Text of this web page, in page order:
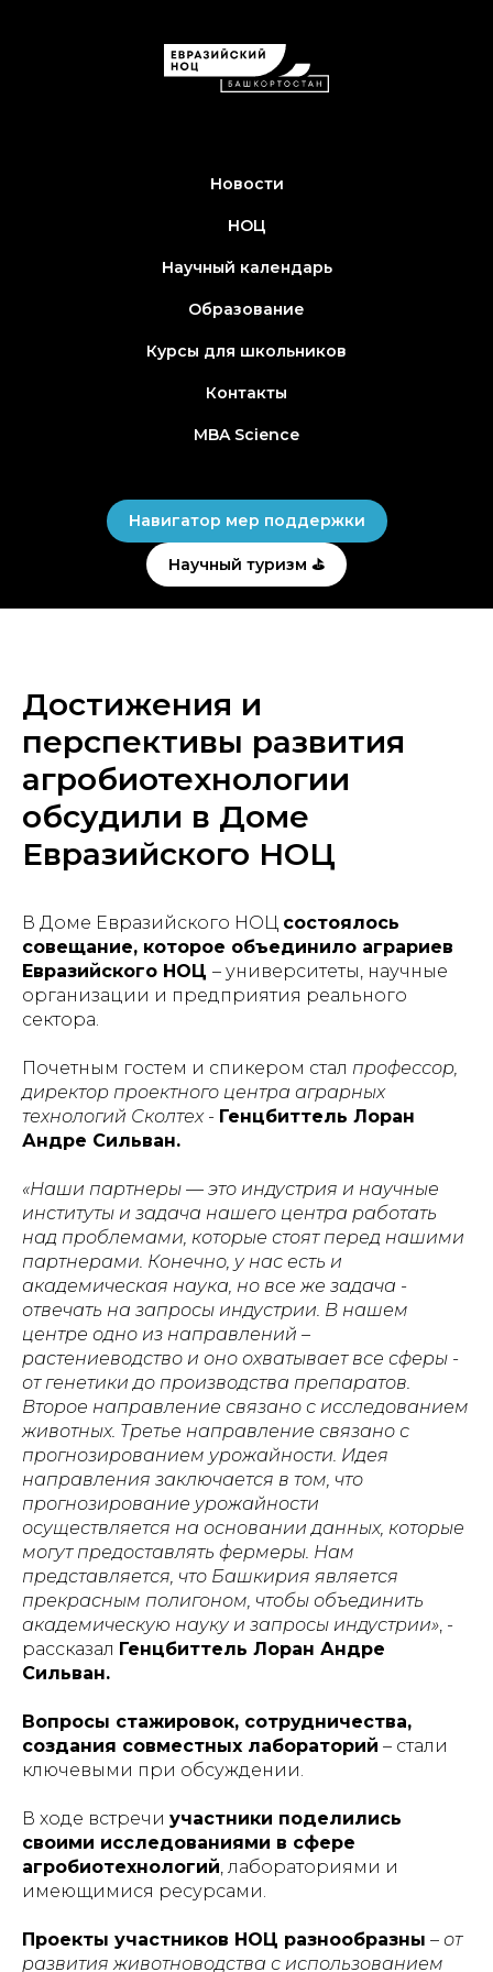
Новости
НОЦ
Научный календарь
Образование
Курсы для школьников
Контакты
MBA Science
Навигатор мер поддержки
Научный туризм ⛳
Достижения и
перспективы развития
агробиотехнологии
обсудили в Доме
Евразийского НОЦ
В Доме Евразийского НОЦ состоялось
совещание, которое объединило аграриев
Евразийского НОЦ – университеты, научные
организации и предприятия реального
сектора.
Почетным гостем и спикером стал профессор,
директор проектного центра аграрных
технологий Сколтех- Генцбиттель Лоран
Андре Сильван.
«Наши партнеры — это индустрия и научные
институты и задача нашего центра работать
над проблемами, которые стоят перед нашими
партнерами. Конечно, у нас есть и
академическая наука, но все же задача -
отвечать на запросы индустрии. В нашем
центре одно из направлений –
растениеводство и оно охватывает все сферы -
от генетики до производства препаратов.
Второе направление связано с исследованием
животных. Третье направление связано с
прогнозированием урожайности. Идея
направления заключается в том, что
прогнозирование урожайности
осуществляется на основании данных, которые
могут предоставлять фермеры. Нам
представляется, что Башкирия является
прекрасным полигоном, чтобы объединить
академическую науку и запросы индустрии», -
рассказал Генцбиттель Лоран Андре
Сильван.
Вопросы стажировок, сотрудничества,
создания совместных лабораторий – стали
ключевыми при обсуждении.
В ходе встречи участники поделились
своими исследованиями в сфере
агробиотехнологий, лабораториями и
имеющимися ресурсами.
Проекты участников НОЦ разнообразны – от
развития животноводства с использованием